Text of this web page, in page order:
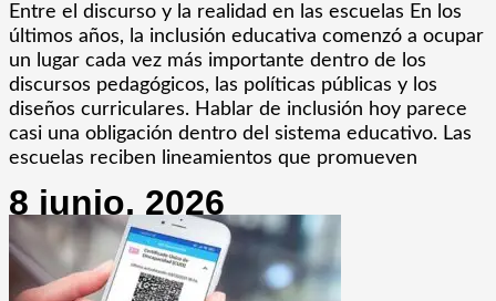
Entre el discurso y la realidad en las escuelas En los
últimos años, la inclusión educativa comenzó a ocupar
un lugar cada vez más importante dentro de los
discursos pedagógicos, las políticas públicas y los
diseños curriculares. Hablar de inclusión hoy parece
casi una obligación dentro del sistema educativo. Las
escuelas reciben lineamientos que promueven
8 junio, 2026